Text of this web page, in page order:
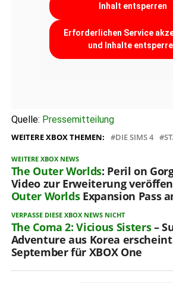
Inhalt entsperren
Erforderlichen Service
und Inhalte
Quelle: Pressemitteilung
WEITERE XBOX THEMEN: DIE SIMS 4
WEITERE XBOX NEWS
The Outer Worlds: Peril on
Video zur Erweiterung
Outer WorldsExpansion Pass
VERPASSE DIESE XBOX NEWS NICHT
The Coma 2: Vicious Sisters–
Adventure aus Korea
September für XBOX One